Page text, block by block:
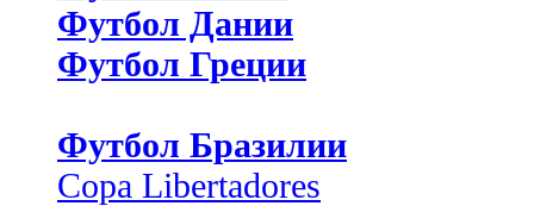
Футбол Дании
Футбол Греции
Футбол Бразилии
Copa Libertadores